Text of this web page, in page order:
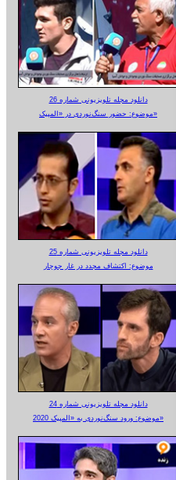
دانلود مجله تلویزیونی شماره 26
موضوع: حضور سنگ‌نوردی در «المپیک»
دانلود مجله تلویزیونی شماره 25
موضوع: اکتشاف مجدد در غار جوجار
دانلود مجله تلویزیونی شماره 24
موضوع: ورود سنگ‌نوردی به «المپیک 2020»